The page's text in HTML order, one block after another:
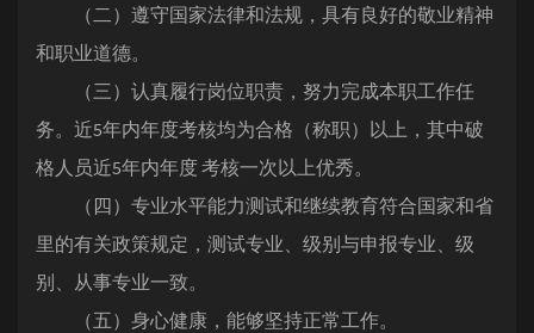
（二）遵守国家法律和法规，具有良好的敬业精神
和职业道德。
（三）认真履行岗位职责，努力完成本职工作任
务。近5年内年度考核均为合格（称职）以上，其中破
格人员近5年内年度 考核一次以上优秀。
（四）专业水平能力测试和继续教育符合国家和省
里的有关政策规定，测试专业、级别与申报专业、级
别、从事专业一致。
（五）身心健康，能够坚持正常工作。